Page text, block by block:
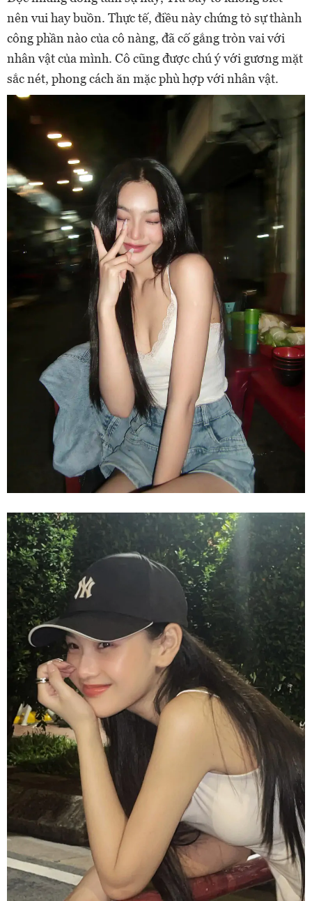
nên vui hay buồn. Thực tế, điều này chứng tỏ sự thành
công phần nào của cô nàng, đã cố gắng tròn vai với
nhân vật của mình. Cô cũng được chú ý với gương mặt
sắc nét, phong cách ăn mặc phù hợp với nhân vật.